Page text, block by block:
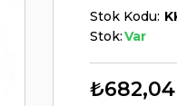
Stok Kodu
Stok:Var
₺682,04